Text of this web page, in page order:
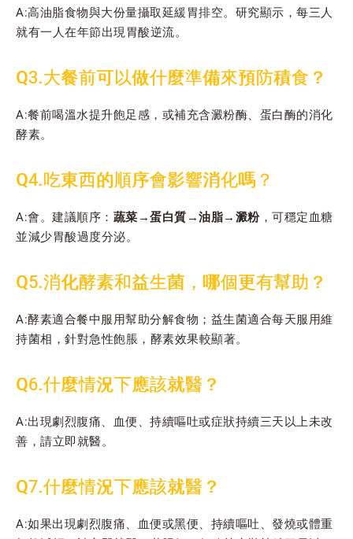
A:高油脂食物與大份量攝取延緩胃排空。研究顯示，每三人
就有一人在年節出現胃酸逆流。
Q3.大餐前可以做什麼準備來預防積食？
A:餐前喝溫水提升飽足感，或補充含澱粉酶、蛋白酶的消化
酵素。
Q4.吃東西的順序會影響消化嗎？
A:會。建議順序： 蔬菜→蛋白質→油脂→澱粉，可穩定血糖
並減少胃酸過度分泌。
Q5.消化酵素和益生菌，哪個更有幫助？
A:酵素適合餐中服用幫助分解食物；益生菌適合每天服用維
持菌相，針對急性飽脹，酵素效果較顯著。
Q6.什麼情況下應該就醫？
A:出現劇烈腹痛、血便、持續嘔吐或症狀持續三天以上未改
善，請立即就醫。
Q7.什麼情況下應該就醫？
A:如果出現劇烈腹痛、血便或黑便、持續嘔吐、發燒或體重